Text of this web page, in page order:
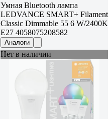
Умная Bluetooth лампа
LEDVANCE SMART+ Filament
Classic Dimmable 55 6 W/2400K
E27 4058075208582
Аналоги
Нет в наличии